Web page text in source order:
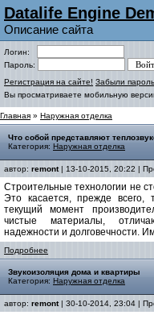
Datalife Engine
Описание сайта
Логин:
Пароль:
Регистрация на сайте! Забыли
Вы просматриваете мобильную
Главная » Наружная отделка
Что собой представляют
Категория: Наружная отделка
автор: remont| 13-10-2015, 20:22 |
Строительные технологии не
Это касается, прежде всего,
текущий момент
чистые материалы,
надежности и долговечности.
Подробнее
Звукоизоляция дома и квартиры
Категория: Наружная отделка
автор: remont| 30-10-2014, 23:04 |